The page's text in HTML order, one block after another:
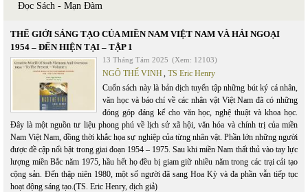
Đọc Sách - Mạn Đàm
THẾ GIỚI SÁNG TẠO CỦA MIỀN NAM VIỆT NAM VÀ HẢI NGOẠI
1954 – ĐẾN HIỆN TẠI – TẬP 1
13 Tháng Tám 2025 (Xem: 12103)
NGÔ THẾ VINH, TS Eric Henry
Cuốn sách này là bản dịch tuyển tập những bút ký cá nhân,
văn học và báo chí về các nhân vật Việt Nam đã có những
đóng góp đáng kể cho văn học, nghệ thuật và khoa học.
Đây là một nguồn tư liệu phong phú về lịch sử xã hội, văn hóa và chính trị của miền
Nam Việt Nam, đồng thời khắc họa sự nghiệp của từng nhân vật. Phần lớn những người
được đề cập nổi bật trong giai đoạn 1954 – 1975. Sau khi miền Nam thất thủ vào tay lực
lượng miền Bắc năm 1975, hầu hết họ đều bị giam giữ nhiều năm trong các trại cải tạo
cộng sản. Đến thập niên 1980, một số người đã sang Hoa Kỳ và đa phần vẫn tiếp tục
hoạt động sáng tạo.(TS. Eric Henry, dịch giả)